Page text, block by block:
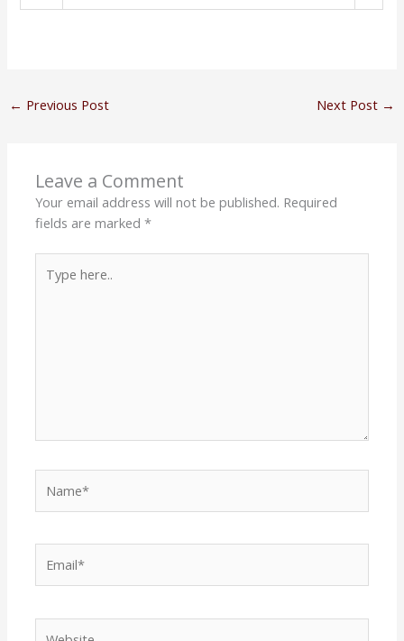
← Previous Post Next Post →
Leave a Comment
Your email address will not be published. Required
fields are marked*
here..